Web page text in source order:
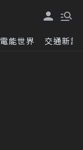
電能世界 交通新訊